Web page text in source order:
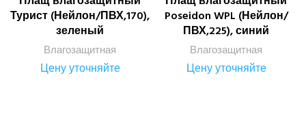
Турист (Нейлон/ПВХ,170),
зеленый
Влагозащитная
Цену уточняйте
Poseidon WPL (Нейлон/
ПВХ,225), синий
Влагозащитная
Цену уточняйте